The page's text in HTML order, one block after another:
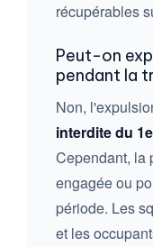
récupérables
Peut-on
pendant la
Non,
interdite du
Cependant, la
engagée ou
période. Les
et les